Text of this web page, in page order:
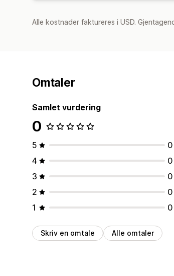
Alle kostnader faktureres i USD.
Omtaler
Samlet vurdering
0
5
0
4
0
3
0
2
0
1
0
Skriv en omtale Alle omtaler